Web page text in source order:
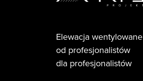
Elewacja wentylowane
od profesjonalistów
dla profesjonalistów